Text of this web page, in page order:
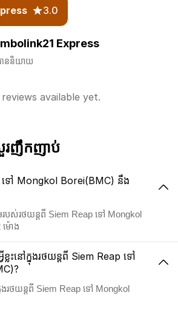
3.0
Express
ាននិយាយ
available yet.
ញឹកញាប់
ទៅ Mongkol Borei(BMC) នឹង
របស់រថយន្តពី Siem Reap ទៅ Mongkol
ម៉ោង
វីខ្លះនៅក្នុងរថយន្តពី Siem Reap ទៅ
រថយន្តពី Siem Reap ទៅ Mongkol